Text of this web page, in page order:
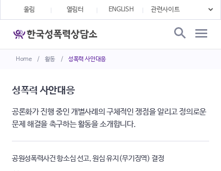
Home / 활동 / 성폭력 사안대응
울림 열림터 ENGLISH
성폭력 사안대응
공론화가 진행 중인 개별사례의 구체적인 쟁점을 알리고 정의로운
문제 해결을 촉구하는 활동을 소개합니다.
공원성폭력사건 항소심 선고, 원심 유지(무기징역) 결정